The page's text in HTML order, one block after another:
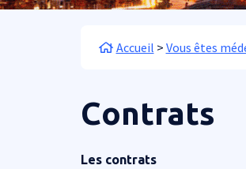
Fil d'Ariane
Accueil Vous êtes
Contrats
Les contrats